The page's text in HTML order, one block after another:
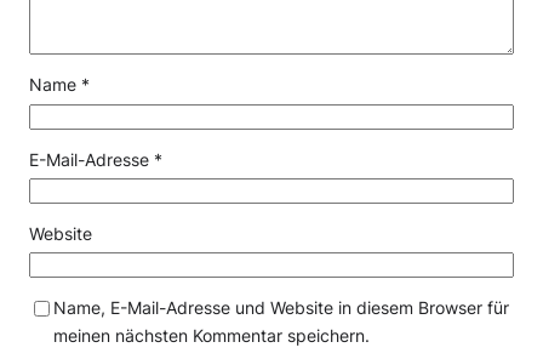
Name *
E-Mail-Adresse *
Website
Name, E-Mail-Adresse und Website in diesem Browser für
meinen nächsten Kommentar speichern.